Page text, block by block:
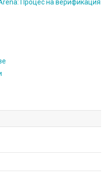
Процес на верификация